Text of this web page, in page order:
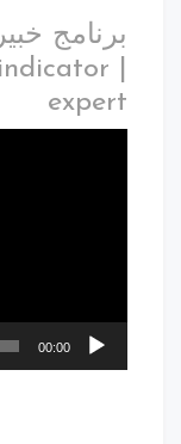
برنامج
expert
00:00